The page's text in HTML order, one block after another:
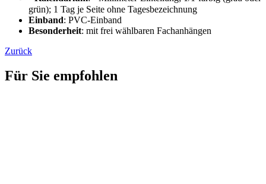
grün); 1 Tag je Seite ohne Tagesbezeichnung
Einband: PVC-Einband
Besonderheit: mit frei wählbaren Fachanhängen
Zurück
Für Sie empfohlen